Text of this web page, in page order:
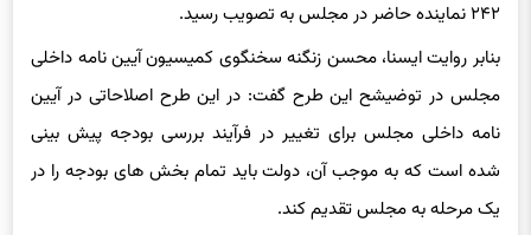
۲۴۲ نماینده حاضر در مجلس به تصویب رسید.
بنابر روایت ایسنا، محسن زنگنه سخنگوی کمیسیون آیین نامه داخلی
مجلس در توضیشح این طرح گفت: در این طرح اصلاحاتی در آیین
نامه داخلی مجلس برای تغییر در فرآیند بررسی بودجه پیش بینی
شده است که به موجب آن، دولت باید تمام بخش های بودجه را در
یک مرحله به مجلس تقدیم کند.